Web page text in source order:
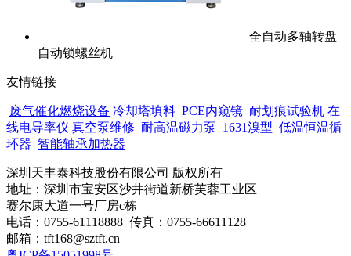
全自动多轴转盘
自动锁螺丝机
友情链接
废气催化燃烧设备 冷却塔填料 PCE内窥镜 耐划痕试验机 在
线电导率仪 真空泵维修 耐高温磁力泵 1631溴型 低温恒温循
环器 智能轴承加热器
深圳天丰泰科技股份有限公司 版权所有
地址：深圳市宝安区沙井街道新桥芙蓉工业区
赛尔康大道一号厂房c栋
电话：0755-61118888 传真：0755-66611128
邮箱：tft168@sztft.cn